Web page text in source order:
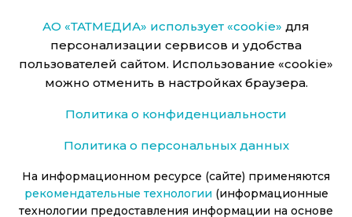
АО «ТАТМЕДИА» использует «cookie» для
персонализации сервисов и удобства
пользователей сайтом. Использование «cookie»
можно отменить в настройках браузера.
Политика о конфиденциальности
Политика о персональных данных
На информационном ресурсе (сайте) применяются
рекомендательные технологии (информационные
технологии предоставления информации на основе